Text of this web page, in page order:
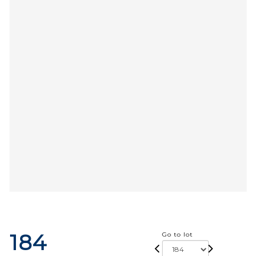
184 Go to lot